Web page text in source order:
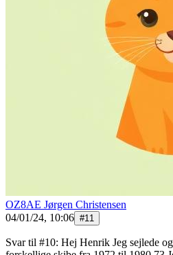
OZ8AE Jørgen Christensen
04/01/24, 10:06 #11
Svar til #10: Hej Henrik Jeg sejlede